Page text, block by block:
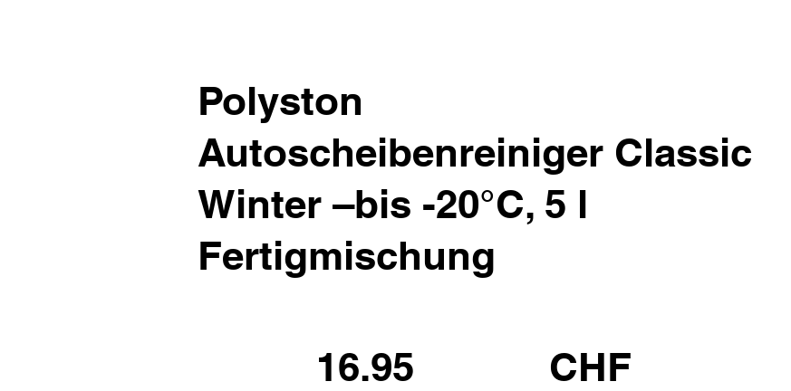
Polyston
Autoscheibenreiniger Classic
Winter –bis -20°C, 5 l
Fertigmischung
16.95 CHF